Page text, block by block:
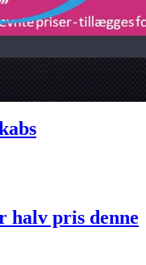
halv pris denne